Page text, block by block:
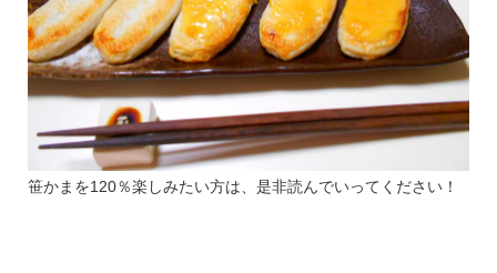
笹かまを120％楽しみたい方は、是非読んでいってください！